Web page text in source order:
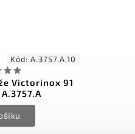
Kód: A.3757.A.10
Victorinox 91
A.3757.A